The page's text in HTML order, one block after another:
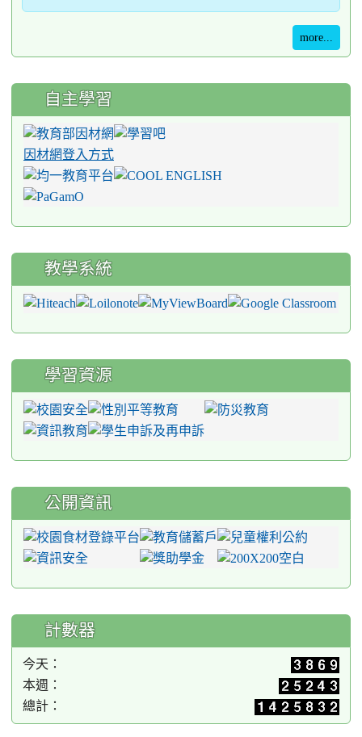
more...
自主學習
因材網登入方式
教學系統
學習資源
公開資訊
計數器
今天：
本週：
總計：